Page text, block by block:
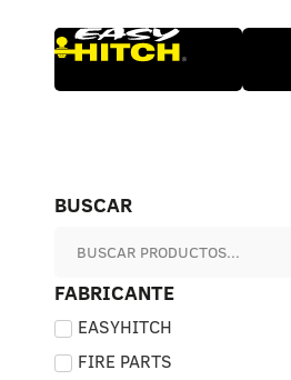
BUSCAR
FABRICANTE
EASYHITCH
FIRE PARTS